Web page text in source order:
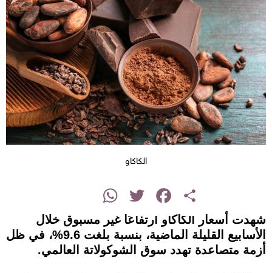
الكاكاو
Share
Facebook
Twitter
WhatsApp
شهدت أسعار الكاكاو ارتفاعًا غير مسبوق خلال
الأسابيع القليلة الماضية، بنسبة بلغت 9.6%، في ظل
أزمة متصاعدة تهدد سوق الشوكولاتة العالمي.